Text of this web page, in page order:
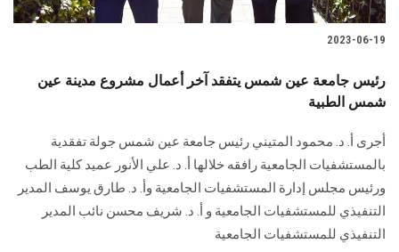
2023-06-19
رئيس جامعة عين شمس يتفقد آخر أعمال مشروع مدينة عين
شمس الطبية
أجرى أ. د. محمود المتيني رئيس جامعة عين شمس جولة تفقدية
بالمستشفيات الجامعية رافقه خلالها أ. د. علي الأنور عميد كلية الطب
ورئيس مجلس إدارة المستشفيات الجامعية وأ. د. طارق يوسف المدير
التنفيذي للمستشفيات الجامعية و أ. د. شريف محسن نائب المدير
التنفيذي للمستشفيات الجامعية